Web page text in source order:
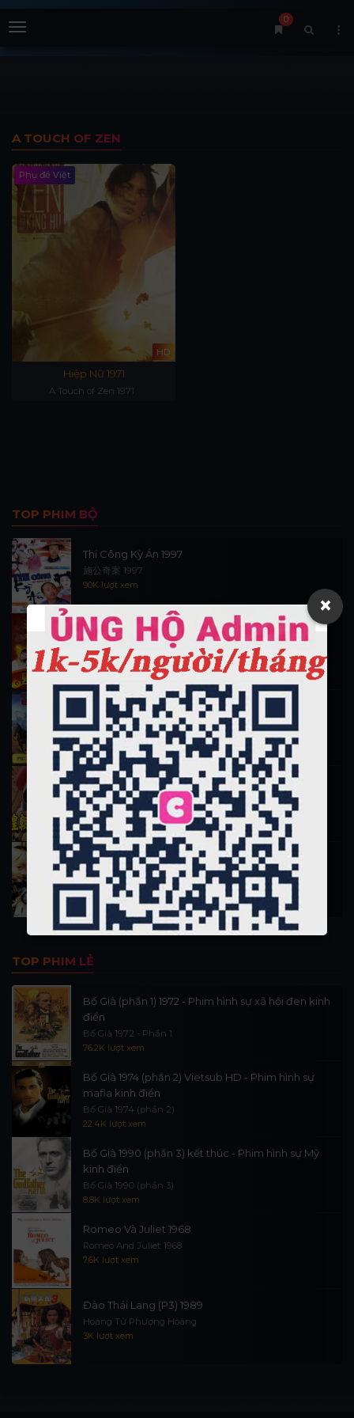
Menu
0
A TOUCH OF ZEN
Phụ đề Việt
HD
Hiệp Nữ 1971
A Touch of Zen 1971
TOP PHIM BỘ
Thi Công Kỳ Án 1997
施公奇案 1997
90K lượt xem
Thần Tài Đến 1999
Thần Tài Truyền Kỳ 1999
16.5K lượt xem
Hiệp Sĩ Vượt Thời Gian 1999 (trọn bộ)
Hiệp Sĩ Vượt Thời Gian 1999
16.1K lượt xem
Nỗ Nhĩ Cáp Xích (Vương triều 1)
Phim 13 đời vua nhà Thanh phần 1
12.7K lượt xem
Tam Mao Phưu Lưu Ký 1996
San Mao Liu Lang Ji
11.7K lượt xem
TOP PHIM LẺ
Bố Già (phần 1) 1972 - Phim hình sự xã hội đen kinh
điển
Bố Già 1972 - Phần 1
76.2K lượt xem
Bố Già 1974 (phần 2) Vietsub HD - Phim hình sự
mafia kinh điển
Bố Già 1974 (phần 2)
22.4K lượt xem
Bố Già 1990 (phần 3) kết thúc - Phim hình sự Mỹ
kinh điển
Bố Già 1990 (phần 3)
8.8K lượt xem
Romeo Và Juliet 1968
Romeo And Juliet 1968
7.6K lượt xem
Đào Thái Lang (P3) 1989
Hoàng Tử Phượng Hoàng
3K lượt xem
×